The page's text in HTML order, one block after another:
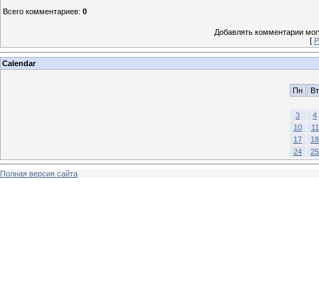
Всего комментариев: 0
Добавлять комментарии
[
Calendar
Пн Вт
3
4
10
11
17
18
24
25
Полная версия сайта